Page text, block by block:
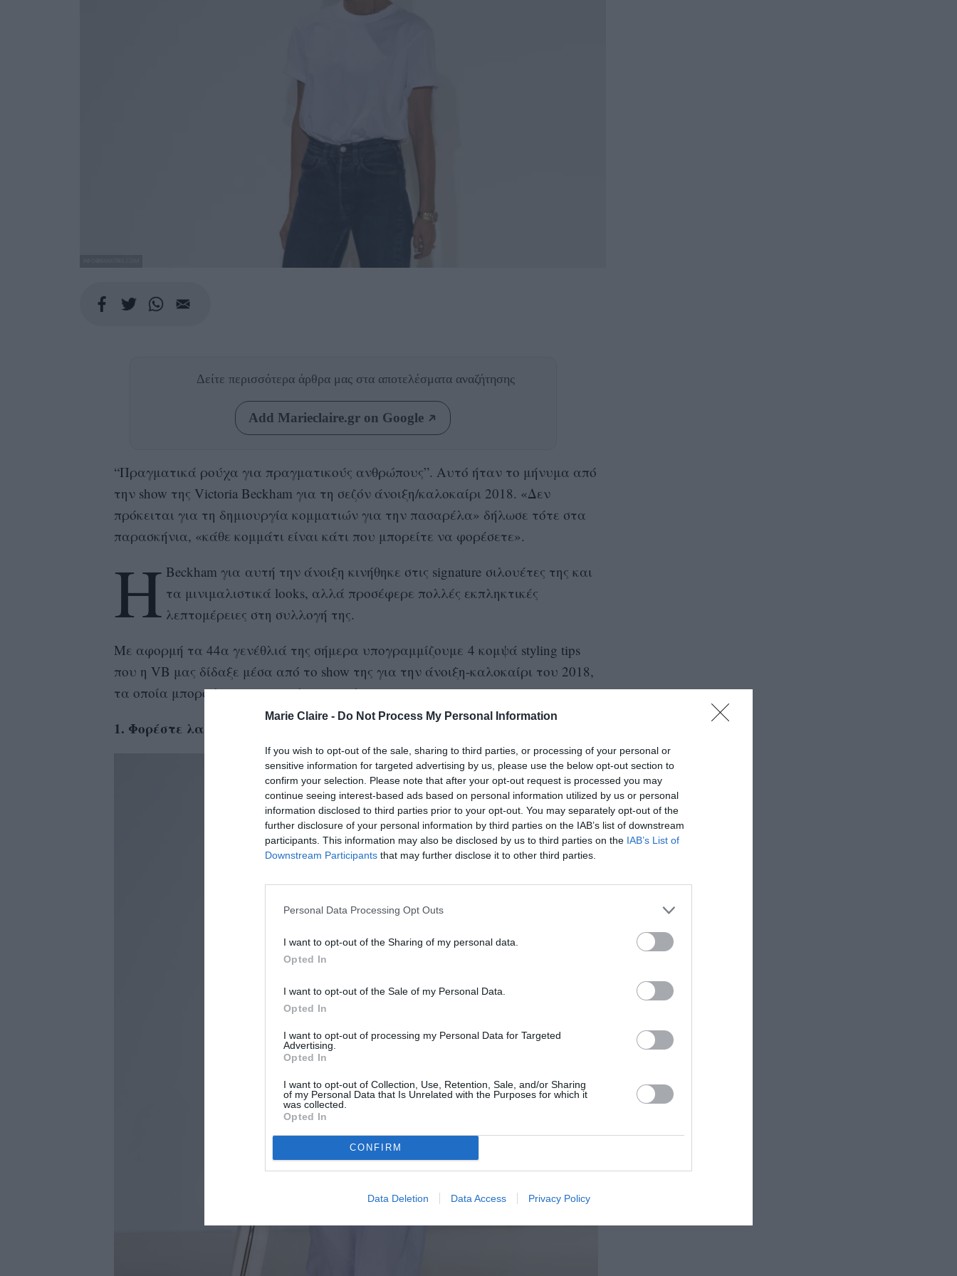
Marie Claire - Do Not Process My Personal Information
If you wish to opt-out of the sale, sharing to third parties, or processing of your personal or
sensitive information for targeted advertising by us, please use the below opt-out section to
confirm your selection. Please note that after your opt-out request is processed you may
continue seeing interest-based ads based on personal information utilized by us or personal
information disclosed to third parties prior to your opt-out. You may separately opt-out of the
further disclosure of your personal information by third parties on the IAB’s list of downstream
participants. This information may also be disclosed by us to third parties on the IAB’s List of
Downstream Participants that may further disclose it to other third parties.
Personal Data Processing Opt Outs
I want to opt-out of the Sharing of my personal data.
Opted In
I want to opt-out of the Sale of my Personal Data.
Opted In
I want to opt-out of processing my Personal Data for Targeted
Advertising.
Opted In
I want to opt-out of Collection, Use, Retention, Sale, and/or Sharing
of my Personal Data that Is Unrelated with the Purposes for which it
was collected.
Opted In
CONFIRM
Data Deletion Data Access Privacy Policy
Δείτε περισσότερα άρθρα μας στα αποτελέσματα αναζήτησης
Add Marieclaire.gr on Google
“Πραγματικά ρούχα για πραγματικούς ανθρώπους”. Aυτό ήταν το μήνυμα από
την show της Victoria Beckham για τη σεζόν άνοιξη/καλοκαίρι 2018. «Δεν
πρόκειται για τη δημιουργία κομματιών για την πασαρέλα» δήλωσε τότε στα
παρασκήνια, «κάθε κομμάτι είναι κάτι που μπορείτε να φορέσετε».
H Beckham για αυτή την άνοιξη κινήθηκε στις signature σιλουέτες της και
τα μινιμαλιστικά looks, αλλά προσέφερε πολλές εκπληκτικές
λεπτομέρειες στη συλλογή της.
Με αφορμή τα 44α γενέθλιά της σήμερα υπογραμμίζουμε 4 κομψά styling tips
που η VB μας δίδαξε μέσα από το show της για την άνοιξη-καλοκαίρι του 2018,
τα οποία μπορούμε να εφαρμόσουμε τώρα:
1. Φορέστε λαμπερά παπούτσια κατά τη διάρκεια της ημέρας